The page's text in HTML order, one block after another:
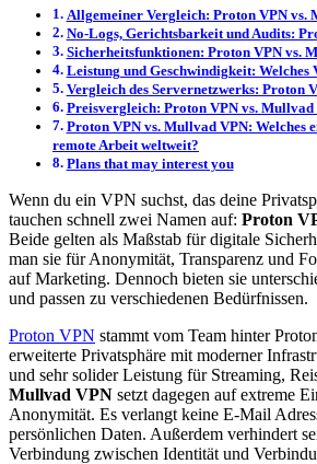
Allgemeiner Vergleich: Proton VPN vs.
No-Logs, Gerichtsbarkeit und Audits:
Sicherheitsfunktionen: Proton VPN vs.
Leistung und Geschwindigkeit: Welches
Vergleich des Servernetzwerks: Proton
Preisvergleich: Proton VPN vs. Mullvad
Proton VPN vs. Mullvad VPN: Welches
remote Arbeit weltweit?
Plans that may interest you
Wenn du ein VPN suchst, das deine
tauchen schnell zwei Namen auf: Proton
Beide gelten als Maßstab für digitale
man sie für Anonymität, Transparenz und
auf Marketing. Dennoch bieten sie
und passen zu verschiedenen Bedürfnissen.
Proton VPN stammt vom Team hinter
erweiterte Privatsphäre mit moderner
und sehr solider Leistung für Streaming,
Mullvad VPN setzt dagegen auf extreme
Anonymität. Es verlangt keine E-Mail
persönlichen Daten. Außerdem verhindert
Verbindung zwischen Identität und